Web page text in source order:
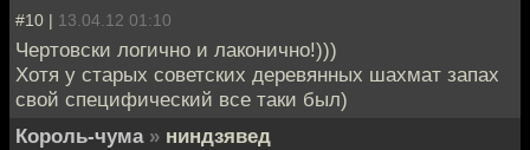
#10 | 13.04.12 01:10
Чертовски логично и лаконично!)))
Хотя у старых советских деревянных шахмат запах
свой специфический все таки был)
Король-чума » ниндзявед